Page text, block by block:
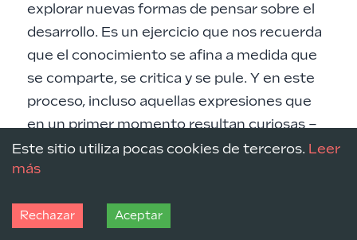
Este sitio utiliza pocas cookies de terceros. Leer
más
Rechazar Aceptar
explorar nuevas formas de pensar sobre el
desarrollo. Es un ejercicio que nos recuerda
que el conocimiento se afina a medida que
se comparte, se critica y se pule. Y en este
proceso, incluso aquellas expresiones que
en un primer momento resultan curiosas –
como aquella intervención informal y
directa: “Vieju1 eres un vieju1”– adquieren un
comunidad siempre está en constante